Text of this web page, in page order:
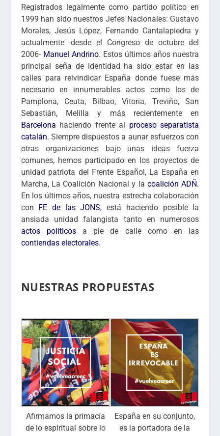
Registrados legalmente como partido político en
1999 han sido nuestros Jefes Nacionales: Gustavo
Morales, Jesús López, Fernando Cantalapiedra y
actualmente -desde el Congreso de octubre del
2006- Manuel Andrino. Estos últimos años nuestra
principal seña de identidad ha sido estar en las
calles para reivindicar España donde fuese más
necesario en innumerables actos como los de
Pamplona, Ceuta, Bilbao, Vitoria, Treviño, San
Sebastián, Melilla y más recientemente en
Barcelona haciendo frente al proceso separatista
catalán. Siempre dispuestos a aunar esfuerzos con
otras organizaciones bajo unas ideas fuerza
comunes, hemos participado en los proyectos de
unidad patriota del Frente Español, La España en
Marcha, La Coalición Nacional y lacoalición ADÑ.
En los últimos años, nuestra estrecha colaboración
con FE de las JONS, está haciendo posible la
ansiada unidad falangista tanto en numerosos
actos políticosa pie de calle como en las
contiendas electorales.
NUESTRAS PROPUESTAS
Afirmamos la primacía
de lo espiritual sobre lo
España en su conjunto,
es la portadora de la